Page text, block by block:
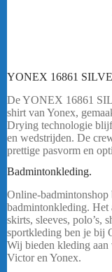
YONEX 16861
De YONEX 16861
shirt van Yonex,
Drying technologie
en wedstrijden. De
prettige pasvorm en
Badmintonkleding.
Online-badmintonshop
badmintonkleding. Het
skirts, sleeves, polo’s,
sportkleding ben je bij
Wij bieden kleding aan
Victor en Yonex.